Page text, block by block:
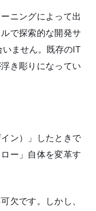
ニングによって出
で探索的な開発サ
ません。既存のIT
き彫りになってい
ン）」したときで
ー」自体を変革す
欠です。しかし、